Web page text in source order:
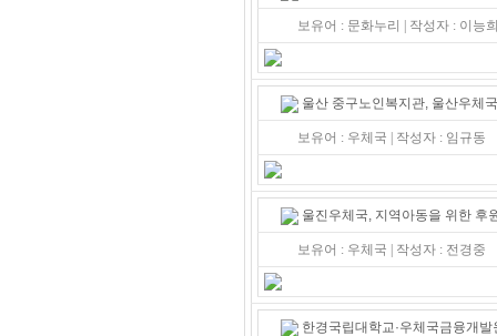
보유어 : 문화누리 | 작성자 : 이
울산 중구노인복지관, 울산우체
보유어 : 우체국 | 작성자 : 임규동
울진우체국, 지역아동을 위한 후
보유어 : 우체국 | 작성자 : 전경중
한경국립대학교·우체국금융개